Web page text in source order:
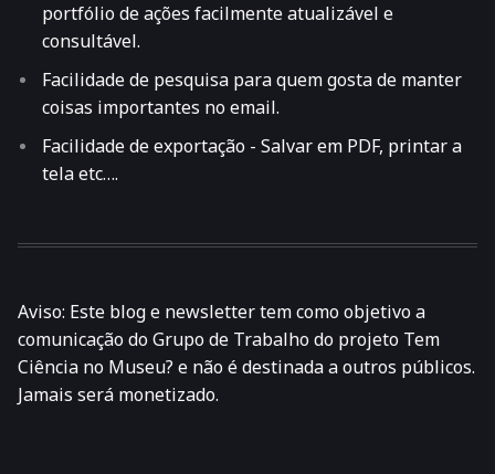
portfólio de ações facilmente atualizável e
consultável.
Facilidade de pesquisa para quem gosta de manter
coisas importantes no email.
Facilidade de exportação - Salvar em PDF, printara
tela etc….
Aviso: Este blog e newsletter tem como objetivo a
comunicação do Grupo de Trabalho do projeto Tem
Ciência no Museu? e não é destinada a outros públicos.
Jamais será monetizado.